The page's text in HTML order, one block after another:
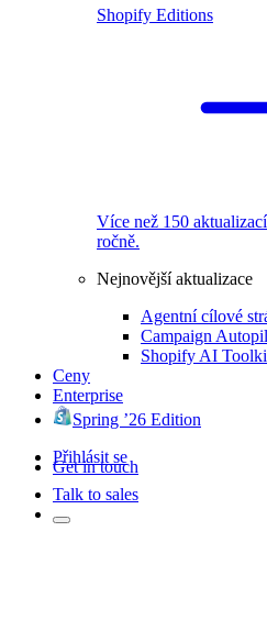
Shopify Editions
Více než 150
ročně.
Nejnovější aktualizace
Agentní cílové
Campaign
Shopify AI
Ceny
Enterprise
Spring ’26 Edition
Přihlásit se
Get in touch
Talk to sales